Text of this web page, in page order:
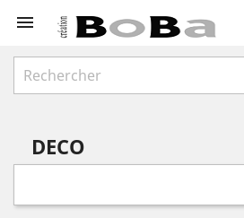

DECO